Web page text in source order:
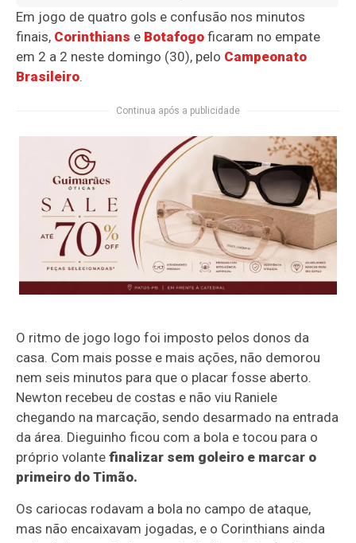
Em jogo de quatro gols e confusão nos minutos
finais, Corinthians e Botafogo ficaram no empate
em 2 a 2 neste domingo (30), pelo Campeonato
Brasileiro.
Continua após a publicidade
O ritmo de jogo logo foi imposto pelos donos da
casa. Com mais posse e mais ações, não demorou
nem seis minutos para que o placar fosse aberto.
Newton recebeu de costas e não viu Raniele
chegando na marcação, sendo desarmado na entrada
da área. Dieguinho ficou com a bola e tocou para o
próprio volantefinalizar sem goleiro e marcar o
primeiro do Timão.
Os cariocas rodavam a bola no campo de ataque,
mas não encaixavam jogadas, e o Corinthians ainda